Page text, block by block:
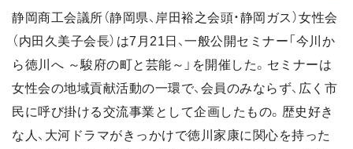
静岡商工会議所（静岡県、岸田裕之会頭・静岡ガス）女性会
（内田久美子会長）は7月21日、一般公開セミナー「今川か
ら徳川へ ～駿府の町と芸能～」を開催した。セミナーは
女性会の地域貢献活動の一環で、会員のみならず、広く市
民に呼び掛ける交流事業として企画したもの。歴史好き
な人、大河ドラマがきっかけで徳川家康に関心を持った